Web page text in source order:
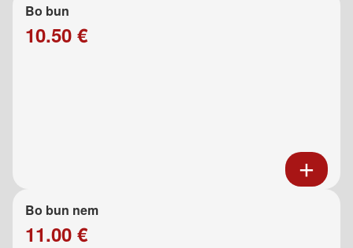
Bo bun
10.50 €
Bo bun nem
11.00 €